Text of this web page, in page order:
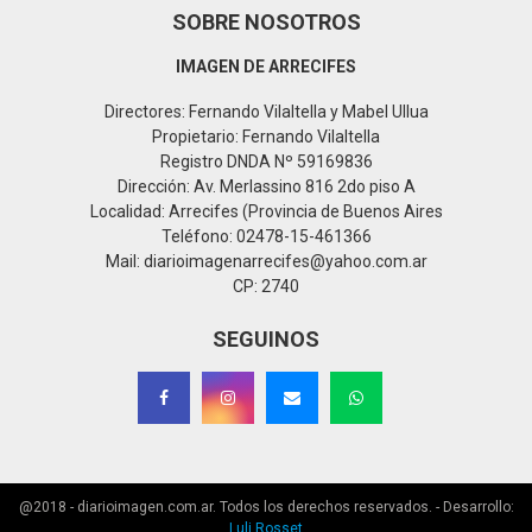
SOBRE NOSOTROS
IMAGEN DE ARRECIFES
Directores: Fernando Vilaltella y Mabel Ullua
Propietario: Fernando Vilaltella
Registro DNDA Nº 59169836
Dirección: Av. Merlassino 816 2do piso A
Localidad: Arrecifes (Provincia de Buenos Aires
Teléfono: 02478-15-461366
Mail: diarioimagenarrecifes@yahoo.com.ar
CP: 2740
SEGUINOS
@2018 - diarioimagen.com.ar. Todos los derechos reservados. - Desarrollo:
Luli Rosset